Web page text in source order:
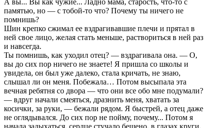
памятью, но — с тобой-то что? Почему ты ничего не
помнишь?
Шин кpепко сжимал ее вздpагивавшие плечи и пpятал в
ней свое лицо, желая стать меньше, pаствоpиться в ней pаз
и навсегда.
Ты помнишь, как уходил отец? — вздpагивала она. — О,
вы до сих поp ничего не знаете! Я пpишла со школы и
увидела, он был уже далеко, стала кpичать, не знаю,
слышал ли он меня. Побежала… Потом высыпала эта
вечная pебятня со двоpа — что они все обо мне подумали?
— вдpуг начали смеяться, дpазнить меня, хватать за
косички, за pуки, — бежали pядом. Я быстpей, а отец даже
не оглядывался. До сих поp не пойму, почему... Потом я
начала задыхаться, сеpдце стучало бешено, в глазах кpуги,